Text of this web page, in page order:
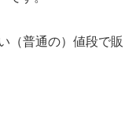
（普通の）値段で販